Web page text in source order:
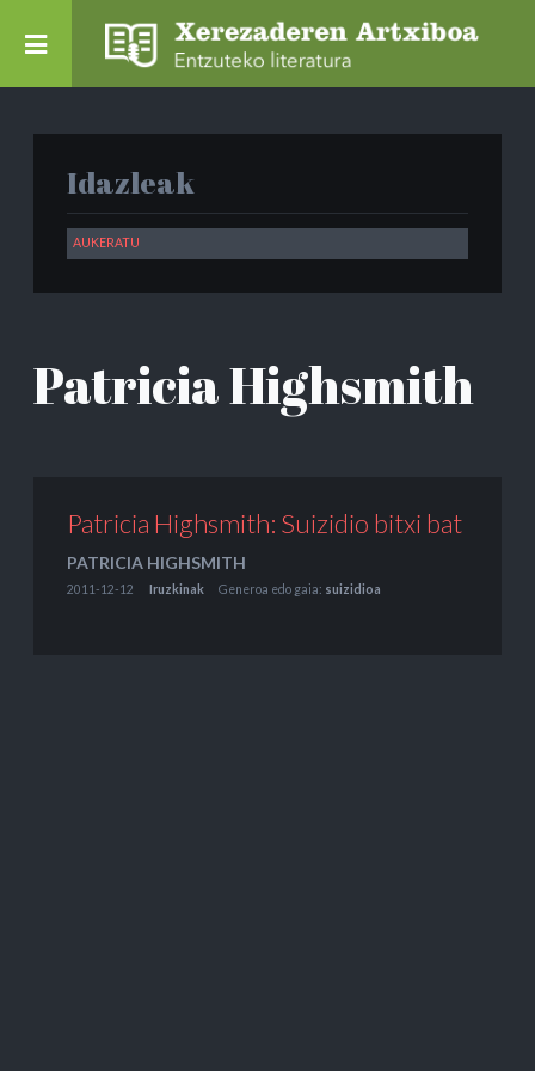
Idazleak
Patricia Highsmith
Patricia Highsmith: Suizidio bitxi bat
PATRICIA HIGHSMITH
2011-12-12 Iruzkinak Generoa edo gaia: suizidioa